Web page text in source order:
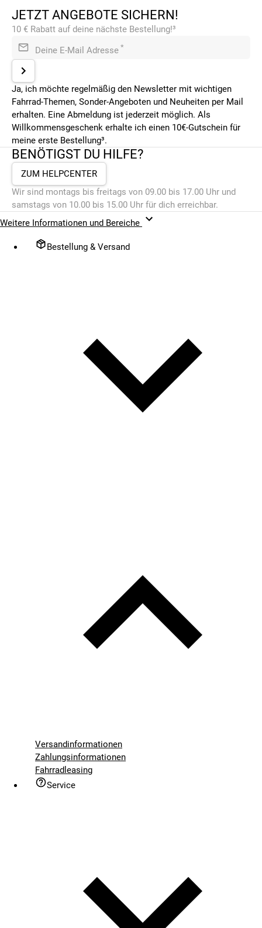
JETZT ANGEBOTE SICHERN!
10 € Rabatt auf deine nächste Bestellung!³
Deine E-Mail Adresse *
Ja, ich möchte regelmäßig den Newsletter mit wichtigen
Fahrrad-Themen, Sonder-Angeboten und Neuheiten per Mail
erhalten. Eine Abmeldung ist jederzeit möglich. Als
Willkommensgeschenk erhalte ich einen 10€-Gutschein für
meine erste Bestellung³.
BENÖTIGST DU HILFE?
ZUM HELPCENTER
Wir sind montags bis freitags von 09.00 bis 17.00 Uhr und
samstags von 10.00 bis 15.00 Uhr für dich erreichbar.
Weitere Informationen und Bereiche
Bestellung & Versand
Versandinformationen
Zahlungsinformationen
Fahrradleasing
Service